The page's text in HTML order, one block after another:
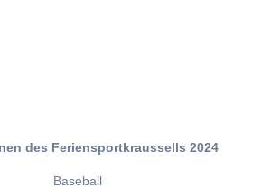
des Feriensportkraussells 2024
Baseball